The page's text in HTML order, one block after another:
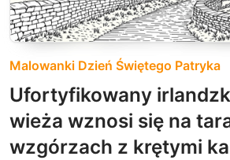
Malowanki Dzień Świętego Patryka
Ufortyfikowany
wieża wznosi się na
wzgórzach z krętymi